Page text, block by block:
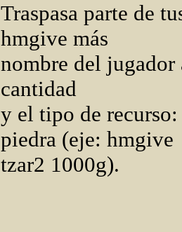
Traspasa parte de
hmgive más
nombre del jugador
cantidad
y el tipo de
piedra (eje: hmgive
tzar2 1000g).